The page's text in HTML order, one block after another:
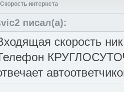
интернета
писал(а):
скорость